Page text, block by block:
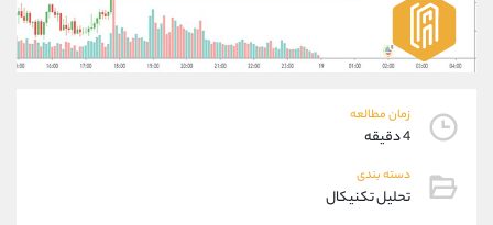
زمان مطالعه
4 دقیقه
دسته بندی
تحلیل تکنیکال
09304891085
واتساپ شروع گفتگو
تلگرام @Armteam_admin_103
پشتیبان فروش
موبایل